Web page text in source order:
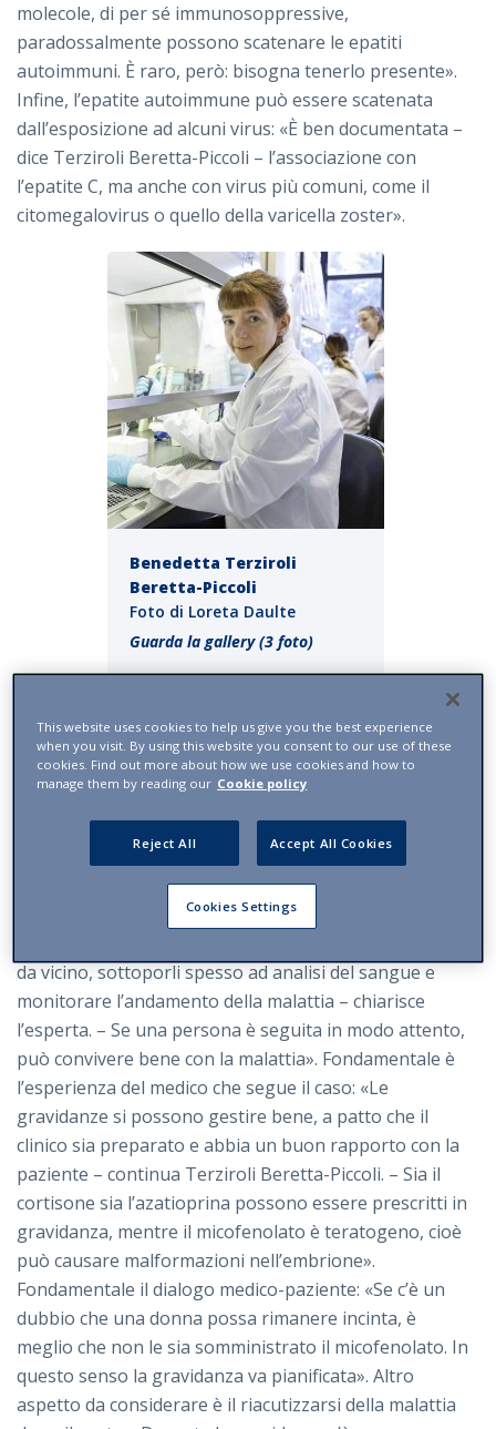
molecole, di per sé immunosoppressive,
paradossalmente possono scatenare le epatiti
autoimmuni. È raro, però: bisogna tenerlo presente».
Infine, l’epatite autoimmune può essere scatenata
dall’esposizione ad alcuni virus: «È ben documentata –
dice Terziroli Beretta-Piccoli – l’associazione con
l’epatite C, ma anche con virus più comuni, come il
citomegalovirus o quello della varicella zoster».
Benedetta Terziroli
Beretta-Piccoli
Foto di Loreta Daulte
Guarda la gallery (3 foto)
Le
epatiti autoimmuni sono malattie croniche e l’80% dei
pazienti deve prendere farmaci a vita. La terapia
standard (composta da cortisone e azatioprina) ha
un’efficacia del 90% e garantisce una buona qualità di
vita. Secondo la letteratura, la terapia medicamentosa
fallisce nel 10% dei pazienti, che deve quindi ricorrere
al trapianto (un’epatite autoimmune grave sfocia
da vicino, sottoporli spesso ad analisi del sangue e
monitorare l’andamento della malattia – chiarisce
l’esperta. – Se una persona è seguita in modo attento,
può convivere bene con la malattia». Fondamentale è
l’esperienza del medico che segue il caso: «Le
gravidanze si possono gestire bene, a patto che il
clinico sia preparato e abbia un buon rapporto con la
paziente – continua Terziroli Beretta-Piccoli. – Sia il
cortisone sia l’azatioprina possono essere prescritti in
gravidanza, mentre il micofenolato è teratogeno, cioè
può causare malformazioni nell’embrione».
Fondamentale il dialogo medico-paziente: «Se c’è un
dubbio che una donna possa rimanere incinta, è
meglio che non le sia somministrato il micofenolato. In
questo senso la gravidanza va pianificata». Altro
aspetto da considerare è il riacutizzarsi della malattia
This website uses cookies to help us give you the best experience
when you visit. By using this website you consent to our use of these
cookies. Find out more about how we use cookies and how to
manage them by reading our Cookie policy
Reject All Accept All Cookies
Cookies Settings